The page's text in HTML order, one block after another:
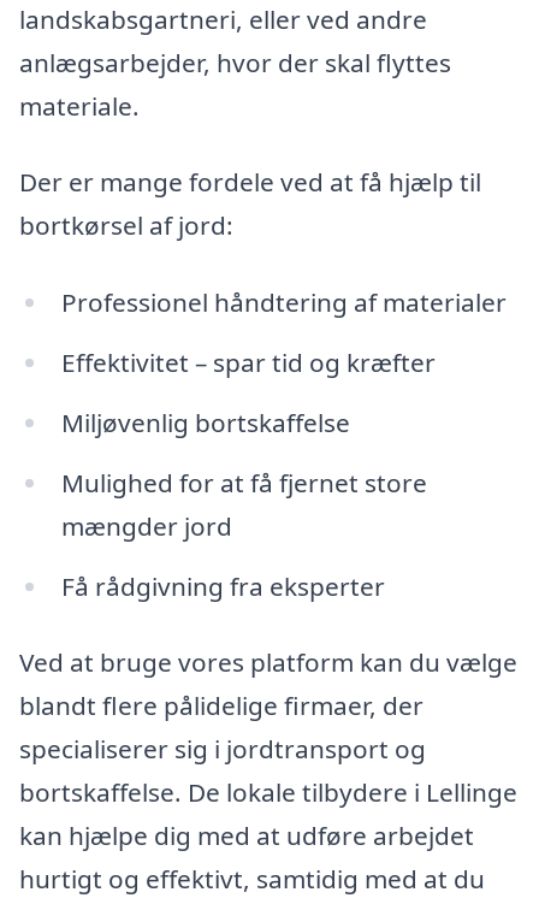
landskabsgartneri, eller ved andre
anlægsarbejder, hvor der skal flyttes
materiale.
Der er mange fordele ved at få hjælp til
bortkørsel af jord:
Professionel håndtering af materialer
Effektivitet – spar tid og kræfter
Miljøvenlig bortskaffelse
Mulighed for at få fjernet store
mængder jord
Få rådgivning fra eksperter
Ved at bruge vores platform kan du vælge
blandt flere pålidelige firmaer, der
specialiserer sig i jordtransport og
bortskaffelse. De lokale tilbydere i Lellinge
kan hjælpe dig med at udføre arbejdet
hurtigt og effektivt, samtidig med at du